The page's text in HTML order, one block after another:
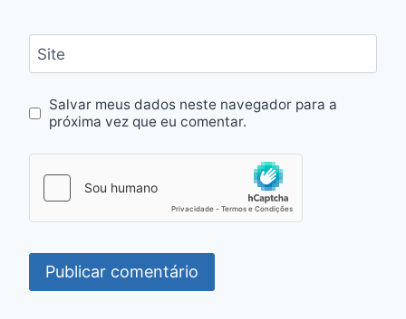
Site
Salvar meus dados neste navegador para a
próxima vez que eu comentar.